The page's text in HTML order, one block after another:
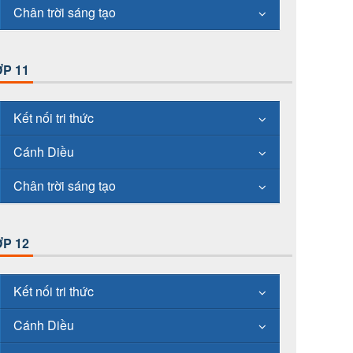
Chân trời sáng tạo
11
Kết nối tri thức
Cánh Diều
Chân trời sáng tạo
12
Kết nối tri thức
Cánh Diều